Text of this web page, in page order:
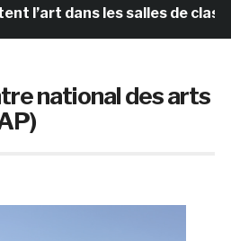
les salles de classe des
national des arts